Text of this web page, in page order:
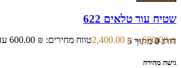
שטיח עור טלאים 622
דורג0מתוך 5600.00₪
–
2,400.00 ₪ טווח מחירים: ⁦600.00 ₪⁩ עד ⁦2,400.00 ₪⁩
גישה מהירה